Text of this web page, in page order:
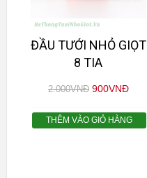
ĐẦU TƯỚI NHỎ GIỌT
8 TIA
2.000VNĐ 900VNĐ
THÊM VÀO GIỎ HÀNG